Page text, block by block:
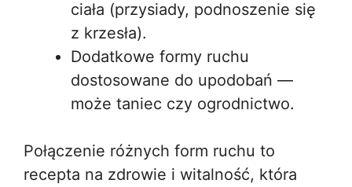
ciała (przysiady, podnoszenie się
z krzesła).
Dodatkowe formy ruchu
dostosowane do upodobań —
może taniec czy ogrodnictwo.
Połączenie różnych form ruchu to
recepta na zdrowie i witalność, która